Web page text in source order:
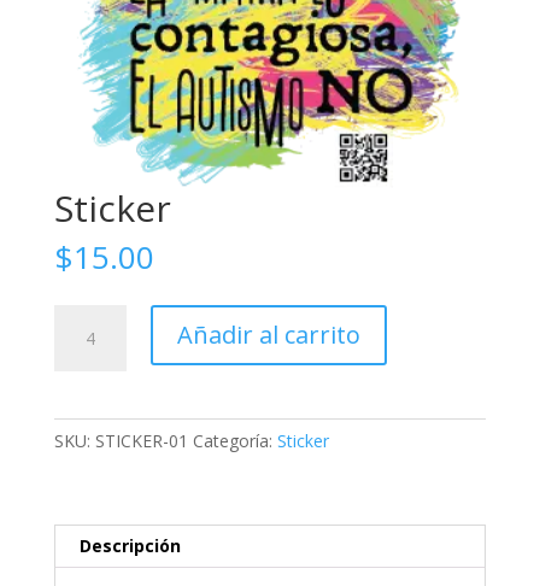
Sticker
$15.00
cantidad
Añadir al carrito
SKU: STICKER-01 Categoría: Sticker
Descripción